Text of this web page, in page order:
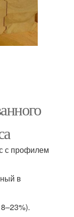
с профилем
в